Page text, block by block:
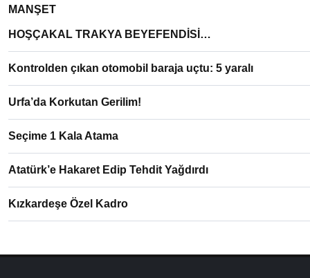
MANŞET
HOŞÇAKAL TRAKYA BEYEFENDİSİ…
Kontrolden çıkan otomobil baraja uçtu: 5 yaralı
Urfa’da Korkutan Gerilim!
Seçime 1 Kala Atama
Atatürk’e Hakaret Edip Tehdit Yağdırdı
Kızkardeşe Özel Kadro